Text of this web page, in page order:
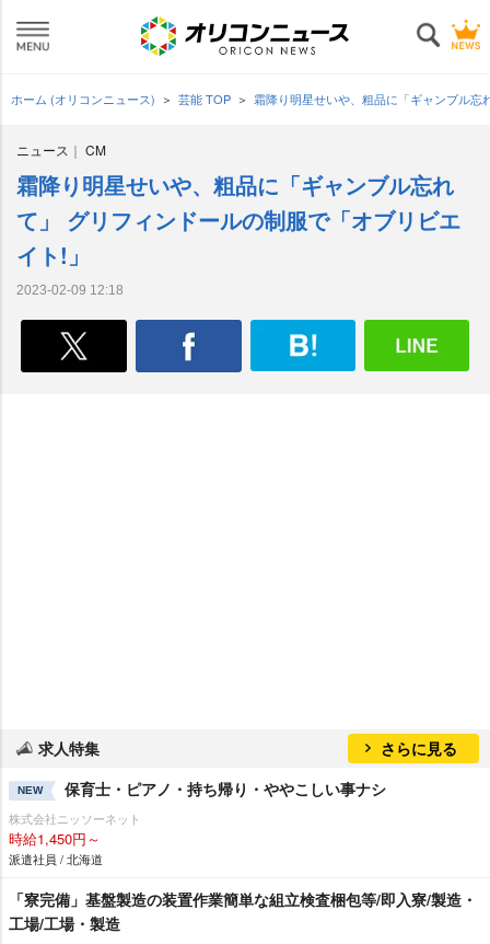
ホーム (オリコンニュース) 芸能 TOP 霜降り明星せいや、粗品に「ギャンブル
ニュース CM
霜降り明星せいや、粗品に「ギャンブル忘れ
て」 グリフィンドールの制服で「オブリビエ
イト!」
2023-02-09 12:18
求人特集 さらに見る
NEW 保育士・ピアノ・持ち帰り・ややこしい事ナシ
株式会社ニッソーネット
時給1,450円～
派遣社員 / 北海道
「寮完備」基盤製造の装置作業簡単な組立検査梱包等/即入寮/製造・
工場/工場・製造